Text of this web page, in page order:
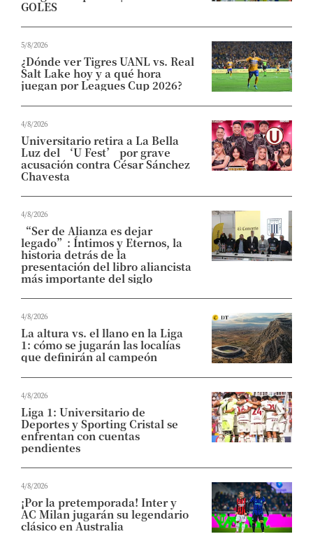
GOLES
5/8/2026
¿Dónde ver Tigres UANL vs. Real
Salt Lake hoy y a qué hora
juegan por Leagues Cup 2026?
4/8/2026
Universitario retira a La Bella
Luz del ‘U Fest’ por grave
acusación contra César Sánchez
Chavesta
4/8/2026
“Ser de Alianza es dejar
legado”: Íntimos y Eternos, la
historia detrás de la
presentación del libro aliancista
más importante del siglo
4/8/2026
La altura vs. el llano en la Liga
1: cómo se jugarán las localías
que definirán al campeón
4/8/2026
Liga 1: Universitario de
Deportes y Sporting Cristal se
enfrentan con cuentas
pendientes
4/8/2026
¡Por la pretemporada! Inter y
AC Milan jugarán su legendario
clásico en Australia